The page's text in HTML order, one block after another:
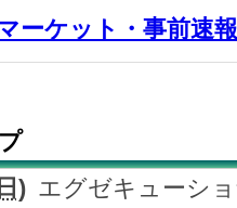
ーケット・事前速報
) エグゼキューシ